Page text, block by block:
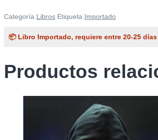
Categoría Libros Etiqueta Importado
📦 Libro Importado, requiere entre 20-25
Productos